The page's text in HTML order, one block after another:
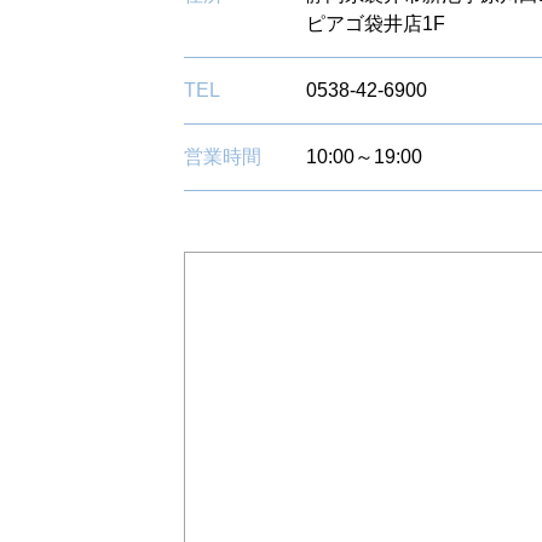
ピアゴ袋井店1F
TEL 0538-42-6900
営業時間 10:00～19:00